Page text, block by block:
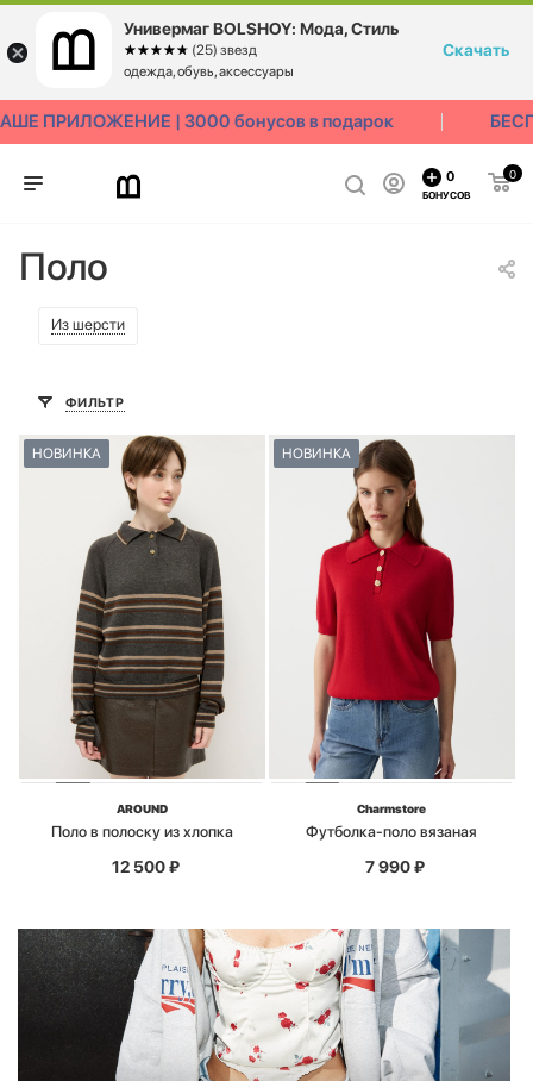
ПРИЛОЖЕНИЕ | 3000 бонусов в подарок
0
0
БОНУСОВ
Поло
Из шерсти
ФИЛЬТР
НОВИНКА
AROUND
Поло в полоску из хлопка
12 500₽
НОВИНКА
Charmstore
Футболка-поло вязаная
7 990₽
Универмаг BOLSHOY: Мода, Стиль
☆☆☆☆☆
★★★★★ (25) звезд
одежда, обувь, аксессуары
Скачать